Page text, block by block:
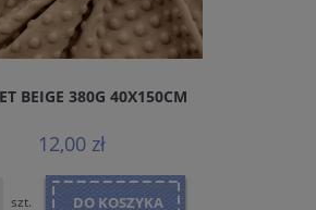
BEIGE 380G 40X150CM
12,00 zł
szt. DO KOSZYKA